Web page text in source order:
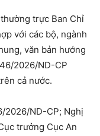
trực Ban Chỉ
với các bộ, ngành
văn bản hướng
2026/ND-CP
cả nước.
2026/ND-CP; Nghị
trưởng Cục An